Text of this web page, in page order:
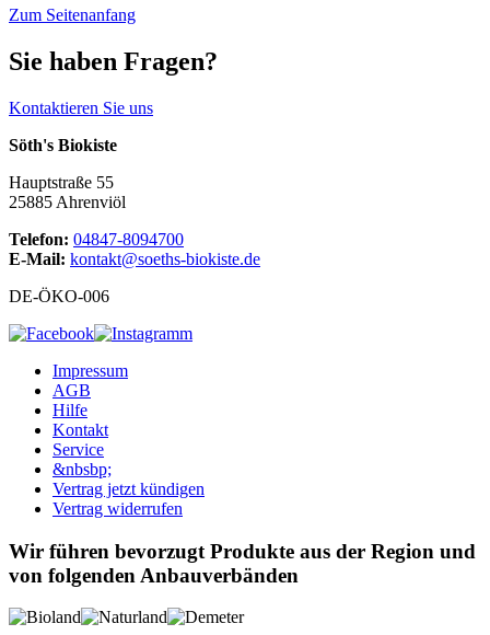
Zum Seitenanfang
Sie haben Fragen?
Kontaktieren Sie uns
Söth's Biokiste
Hauptstraße 55
25885 Ahrenviöl
Telefon: 04847-8094700
E-Mail: kontakt@soeths-biokiste.de
DE-ÖKO-006
Impressum
AGB
Hilfe
Kontakt
Service
&nbsbp;
Vertrag jetzt kündigen
Vertrag widerrufen
Wir führen bevorzugt Produkte aus der Region und
von folgenden Anbauverbänden